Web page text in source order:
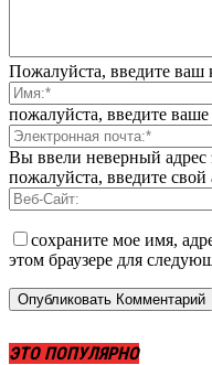
Пожалуйста, введите ваш
пожалуйста, введите ваше
Вы ввели неверный адрес
пожалуйста, введите
сохраните мое имя,
этом браузере для
ЭТО ПОПУЛЯРНО